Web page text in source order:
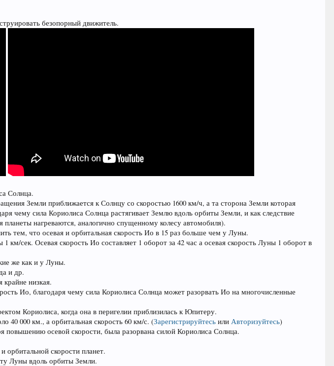
безопорный движитель.
Солнца.
Земли приближается к Солнцу со скоростью 1600 км/ч, а та сторона Земли которая
чему сила Кориолиса Солнца растягивает Землю вдоль орбиты Земли, и как следствие
нагреваются, аналогично спущенному колесу автомобиля).
тем, что осевая и орбитальная скорость Ио в 15 раз больше чем у Луны.
км/сек. Осевая скорость Ио составляет 1 оборот за 42 час а осевая скорость Луны 1 оборот в
же как и у Луны.
и др.
низкая.
Ио, благодаря чему сила Кориолиса Солнца может разорвать Ио на многочисленные
Кориолиса, когда она в перигелии приблизилась к Юпитеру.
40 000 км., а орбитальная скорость 60 км/с.(Зарегистрируйтесь илиАвторизуйтесь)
повышению осевой скорости, была разорвана силой Кориолиса Солнца.
орбитальной скорости планет.
Луны вдоль орбиты Земли.